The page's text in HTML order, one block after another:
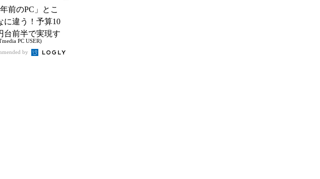
年前のPC」とこ
に違う！予算10
台前半で実現す
適PCライフ
PC USER)
by